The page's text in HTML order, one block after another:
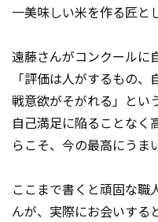
一美味しい米を作る匠と
遠藤さんがコンクールに
「評価は人がするもの
戦意欲がそがれる」とい
自己満足に陥ることなく
らこそ、今の最高にうま
ここまで書くと頑固な職
んが、実際にお会いする